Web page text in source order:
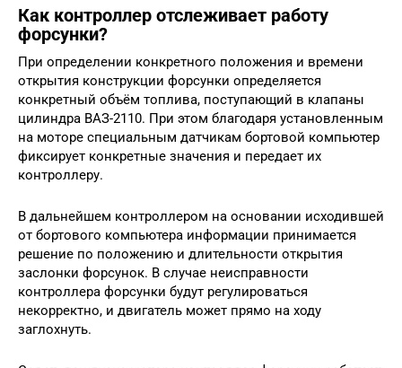
Как контроллер отслеживает работу
форсунки?
При определении конкретного положения и времени
открытия конструкции форсунки определяется
конкретный объём топлива, поступающий в клапаны
цилиндра ВАЗ-2110. При этом благодаря установленным
на моторе специальным датчикам бортовой компьютер
фиксирует конкретные значения и передает их
контроллеру.
В дальнейшем контроллером на основании исходившей
от бортового компьютера информации принимается
решение по положению и длительности открытия
заслонки форсунок. В случае неисправности
контроллера форсунки будут регулироваться
некорректно, и двигатель может прямо на ходу
заглохнуть.